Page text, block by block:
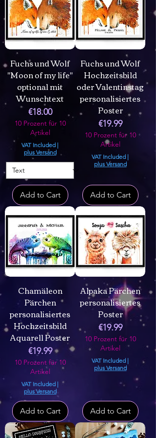
Fuchs und Wolf
"Moon of my life"
optional mit
Wunschtext
Price
€18.00
10 Prozent für 10
Artikel
VAT Included |
plus Versand
Add to Cart
Fuchs und Wolf
Hochzeitsbild
oder Valentinstag
personalisiertes
Poster
Price
€19.99
10 Prozent für 10
Artikel
VAT Included |
plus Versand
Add to Cart
Chamäleon
Pärchen
personalisiertes
Hochzeitsbild
Aquarell Poster
Price
€19.99
10 Prozent für 10
Artikel
VAT Included |
plus Versand
Add to Cart
Alpaka Pärchen
personalisiertes
Poster
Price
€19.99
10 Prozent für 10
Artikel
VAT Included |
plus Versand
Add to Cart